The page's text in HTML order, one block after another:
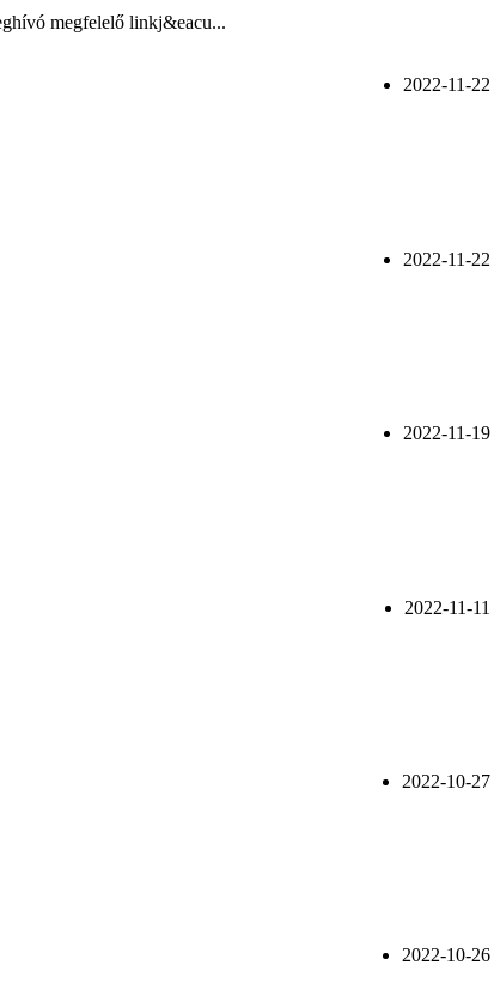
megfelelő linkj&eacu...
2022-11-22
2022-11-22
2022-11-19
2022-11-11
2022-10-27
2022-10-26